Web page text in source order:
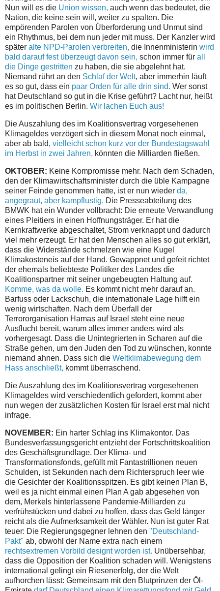
Nun will es die Union wissen, auch wenn das bedeutet, die
Nation, die keine sein will, weiter zu spalten. Die
empörenden Parolen von Überforderung und Unmut sind
ein Rhythmus, bei dem nun jeder mit muss. Der Kanzler wird
später alte NPD-Parolen verbreiten, die Innenministerin wird
bald darauf fest überzeugt davon sein, schon immer für all
die Dinge gestritten zu haben, die sie abgelehnt hat.
Niemand rührt an den Schlaf der Welt, aber immerhin läuft
es so gut, dass ein paar Orden für alle drin sind. Wer sonst
hat Deutschland so gut in die Krise geführt? Lacht nur, heißt
es im politischen Berlin. Wir lachen Euch aus!
Die Auszahlung des im Koalitionsvertrag vorgesehenen
Klimageldes verzögert sich in diesem Monat noch einmal,
aber ab bald, vielleicht schon kurz vor der Bundestagswahl
im Herbst in zwei Jahren, könnten die Milliarden fließen.
OKTOBER: Keine Kompromisse mehr. Nach dem Schaden,
den der Klimawirtschaftsminister durch die üble Kampagne
seiner Feinde genommen hatte, ist er nun wieder da,
angegraut, aber kampflustig. Die Presseabteilung des
BMWK hat ein Wunder vollbracht: Die erneute Verwandlung
eines Pleitiers in einen Hoffnungsträger. Er hat die
Kernkraftwerke abgeschaltet, Strom verknappt und dadurch
viel mehr erzeugt. Er hat den Menschen alles so gut erklärt,
dass die Widerstände schmelzen wie eine Kugel
Klimakosteneis auf der Hand. Gewappnet und gefeit richtet
der ehemals beliebteste Politiker des Landes die
Koalitionspartner mit seiner ungebeugten Haltung auf.
Komme, was da wolle. Es kommt nicht mehr darauf an.
Barfuss oder Lackschuh, die internationale Lage hilft ein
wenig wirtschaften. Nach dem Überfall der
Terrororganisation Hamas auf Israel steht eine neue
Ausflucht bereit, warum alles immer anders wird als
vorhergesagt. Dass die Unintegrierten in Scharen auf die
Straße gehen, um den Juden den Tod zu wünschen, konnte
niemand ahnen. Dass sich die Weltklimabewegung dem
Hass anschließt, kommt überraschend.
Die Auszahlung des im Koalitionsvertrag vorgesehenen
Klimageldes wird verschiedentlich gefordert, kommt aber
nun wegen der zusätzlichen Kosten für Israel erst mal nicht
infrage.
NOVEMBER: Ein harter Schlag ins Klimakontor. Das
Bundesverfassungsgericht entzieht der Fortschrittskoalition
des Geschäftsgrundlage. Der Klima- und
Transformationsfonds, gefüllt mit Fantastrillionen neuen
Schulden, ist Sekunden nach dem Richterspruch leer wie
die Gesichter der Koalitionsspitzen. Es gibt keinen Plan B,
weil es ja nicht einmal einen Plan A gab abgesehen von
dem, Merkels hinterlassene Pandemie-Milliarden zu
verfrühstücken und dabei zu hoffen, dass das Geld länger
reicht als die Aufmerksamkeit der Wähler. Nun ist guter Rat
teuer: Die Regierungsgegner lehnen den "Deutschland-
Pakt" ab, obwohl der Name extra nach einem
rechtsextremen Vorbild designt worden ist. Unübersehbar,
dass die Opposition der Koalition schaden will. Wenigstens
international gelingt ein Riesenerfolg, der die Welt
aufhorchen lässt: Gemeinsam mit den Blutprinzen der Öl-